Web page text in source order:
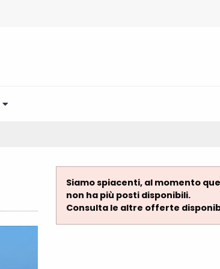
Siamo spiacenti, al momento
non ha più posti disponibili.
Consulta le altre offerte